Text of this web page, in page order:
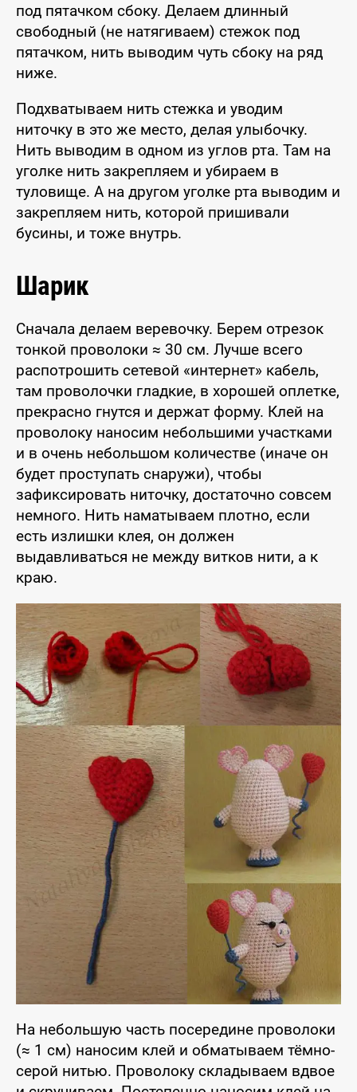
под пятачком сбоку. Делаем длинный
свободный (не натягиваем) стежок под
пятачком, нить выводим чуть сбоку на ряд
ниже.
Подхватываем нить стежка и уводим
ниточку в это же место, делая улыбочку.
Нить выводим в одном из углов рта. Там на
уголке нить закрепляем и убираем в
туловище. А на другом уголке рта выводим и
закрепляем нить, которой пришивали
бусины, и тоже внутрь.
Шарик
Сначала делаем веревочку. Берем отрезок
тонкой проволоки ≈ 30 см. Лучше всего
распотрошить сетевой «интернет» кабель,
там проволочки гладкие, в хорошей оплетке,
прекрасно гнутся и держат форму. Клей на
проволоку наносим небольшими участками
и в очень небольшом количестве (иначе он
будет проступать снаружи), чтобы
зафиксировать ниточку, достаточно совсем
немного. Нить наматываем плотно, если
есть излишки клея, он должен
выдавливаться не между витков нити, а к
краю.
На небольшую часть посередине проволоки
(≈ 1 см) наносим клей и обматываем тёмно-
серой нитью. Проволоку складываем вдвое